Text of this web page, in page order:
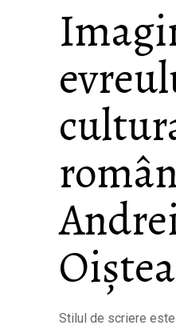
Stilul de scriere